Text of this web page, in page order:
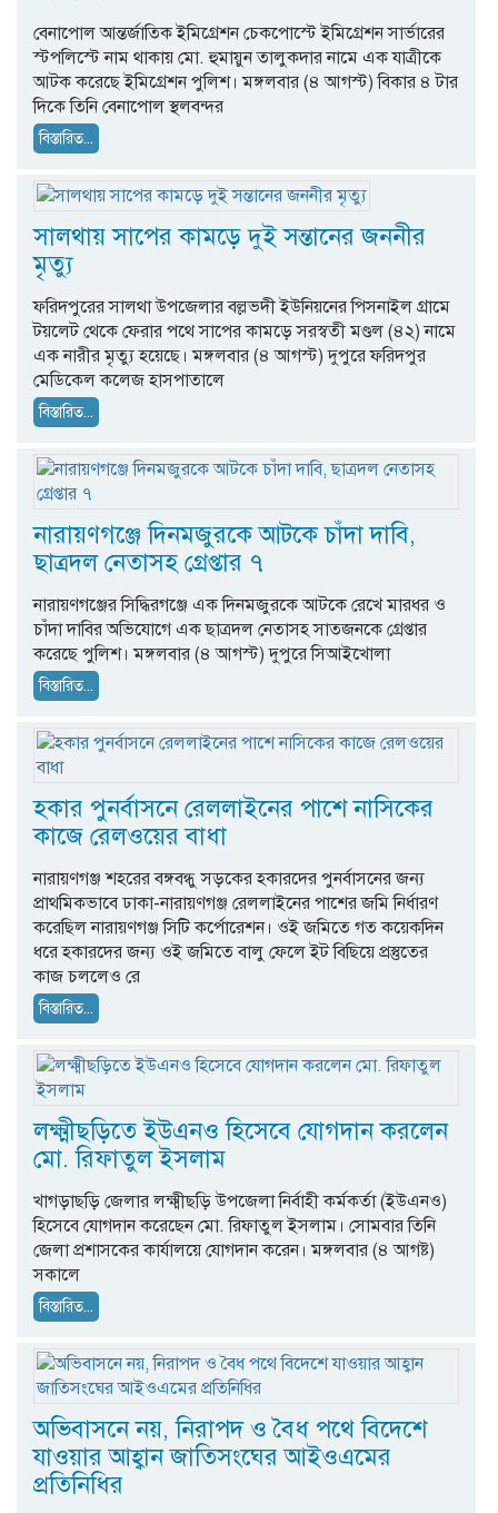
বেনাপোল আন্তর্জাতিক ইমিগ্রেশন চেকপোস্টে ইমিগ্রেশন সার্ভারের
স্টপলিস্টে নাম থাকায় মো. হুমায়ুন তালুকদার নামে এক যাত্রীকে
আটক করেছে ইমিগ্রেশন পুলিশ। মঙ্গলবার (৪ আগস্ট) বিকার ৪ টার
দিকে তিনি বেনাপোল স্থলবন্দর
বিস্তারিত...
সালথায় সাপের কামড়ে দুই সন্তানের জননীর
মৃত্যু
ফরিদপুরের সালথা উপজেলার বল্লভদী ইউনিয়নের পিসনাইল গ্রামে
টয়লেট থেকে ফেরার পথে সাপের কামড়ে সরস্বতী মণ্ডল (৪২) নামে
এক নারীর মৃত্যু হয়েছে। মঙ্গলবার (৪ আগস্ট) দুপুরে ফরিদপুর
মেডিকেল কলেজ হাসপাতালে
বিস্তারিত...
নারায়ণগঞ্জে দিনমজুরকে আটকে চাঁদা দাবি,
ছাত্রদল নেতাসহ গ্রেপ্তার ৭
নারায়ণগঞ্জের সিদ্ধিরগঞ্জে এক দিনমজুরকে আটকে রেখে মারধর ও
চাঁদা দাবির অভিযোগে এক ছাত্রদল নেতাসহ সাতজনকে গ্রেপ্তার
করেছে পুলিশ। মঙ্গলবার (৪ আগস্ট) দুপুরে সিআইখোলা
বিস্তারিত...
হকার পুনর্বাসনে রেললাইনের পাশে নাসিকের
কাজে রেলওয়ের বাধা
নারায়ণগঞ্জ শহরের বঙ্গবন্ধু সড়কের হকারদের পুনর্বাসনের জন্য
প্রাথমিকভাবে ঢাকা-নারায়ণগঞ্জ রেললাইনের পাশের জমি নির্ধারণ
করেছিল নারায়ণগঞ্জ সিটি কর্পোরেশন। ওই জমিতে গত কয়েকদিন
ধরে হকারদের জন্য ওই জমিতে বালু ফেলে ইট বিছিয়ে প্রস্তুতের
কাজ চললেও রে
বিস্তারিত...
লক্ষ্মীছড়িতে ইউএনও হিসেবে যোগদান করলেন
মো. রিফাতুল ইসলাম
খাগড়াছড়ি জেলার লক্ষ্মীছড়ি উপজেলা নির্বাহী কর্মকর্তা (ইউএনও)
হিসেবে যোগদান করেছেন মো. রিফাতুল ইসলাম। সোমবার তিনি
জেলা প্রশাসকের কার্যালয়ে যোগদান করেন। মঙ্গলবার (৪ আগষ্ট)
সকালে
বিস্তারিত...
অভিবাসনে নয়, নিরাপদ ও বৈধ পথে বিদেশে
যাওয়ার আহ্বান জাতিসংঘের আইওএমের
প্রতিনিধির